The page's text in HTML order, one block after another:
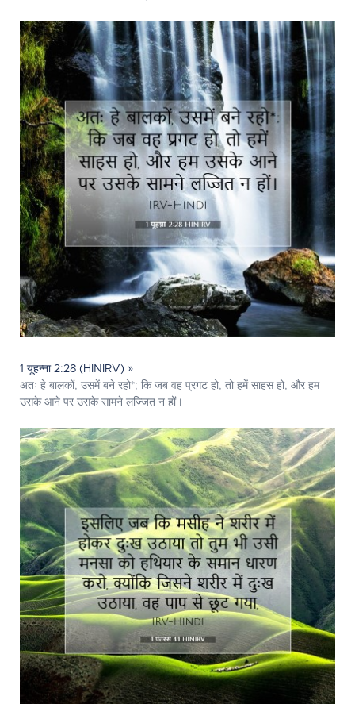
1 यूहन्ना 2:28 (HINIRV) »
अतः हे बालकों, उसमें बने रहो*; कि जब वह प्रगट हो, तो हमें साहस हो, और हम
उसके आने पर उसके सामने लज्जित न हों।